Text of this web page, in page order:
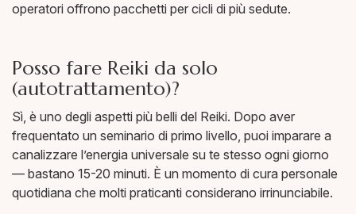
operatori offrono pacchetti per cicli di più sedute.
Posso fare Reiki da solo
(autotrattamento)?
Sì, è uno degli aspetti più belli del Reiki. Dopo aver
frequentato un seminario di primo livello, puoi imparare a
canalizzare l’energia universale su te stesso ogni giorno
— bastano 15-20 minuti. È un momento di cura personale
quotidiana che molti praticanti considerano irrinunciabile.